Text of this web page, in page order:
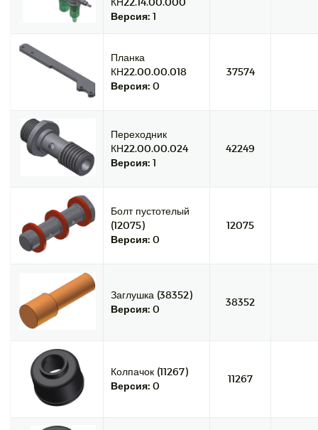
Версия: 1
Планка
КН22.00.00.018
Версия: 0
37574
Переходник
КН22.00.00.024
Версия: 1
42249
Болт пустотелый
(12075)
Версия: 0
12075
Заглушка (38352)
Версия: 0
38352
Колпачок (11267)
Версия: 0
11267